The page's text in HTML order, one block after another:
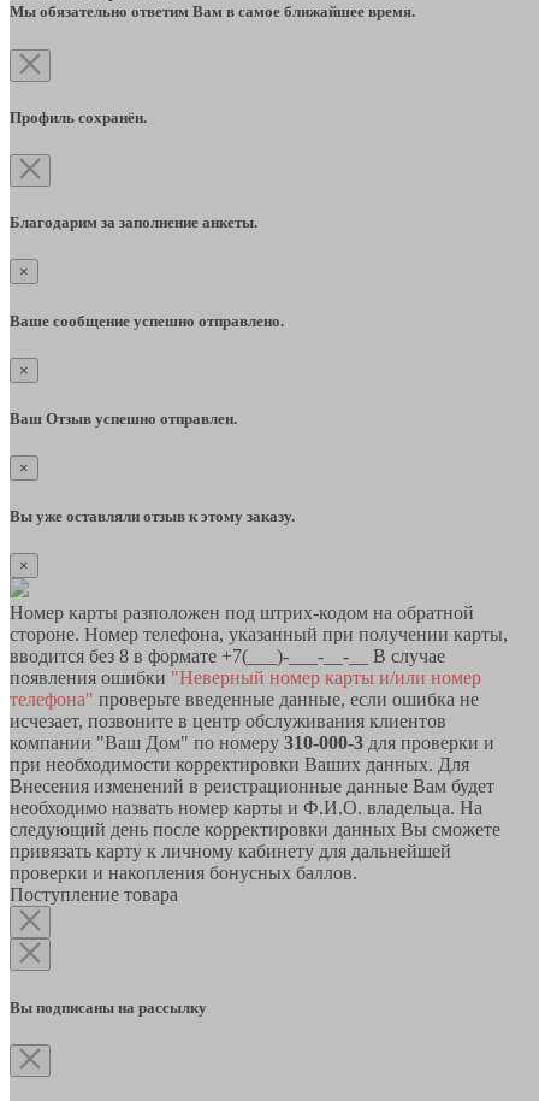
Мы обязательно ответим Вам в самое ближайшее время.
Профиль сохранён.
Благодарим за заполнение анкеты.
×
Ваше сообщение успешно отправлено.
×
Ваш Отзыв успешно отправлен.
×
Вы уже оставляли отзыв к этому заказу.
×
Номер карты разположен под штрих-кодом на обратной
стороне. Номер телефона, указанный при получении карты,
вводится без 8 в формате +7(___)-___-__-__ В случае
появления ошибки "Неверный номер карты и/или номер
телефона" проверьте введенные данные, если ошибка не
исчезает, позвоните в центр обслуживания клиентов
компании "Ваш Дом" по номеру 310-000-3 для проверки и
при необходимости корректировки Ваших данных. Для
Внесения изменений в реистрационные данные Вам будет
необходимо назвать номер карты и Ф.И.О. владельца. На
следующий день после корректировки данных Вы сможете
привязать карту к личному кабинету для дальнейшей
проверки и накопления бонусных баллов.
Поступление товара
Вы подписаны на рассылку